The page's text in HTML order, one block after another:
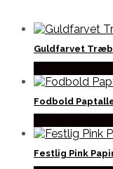
Guldfarvet
Fodbold
Festlig Pink